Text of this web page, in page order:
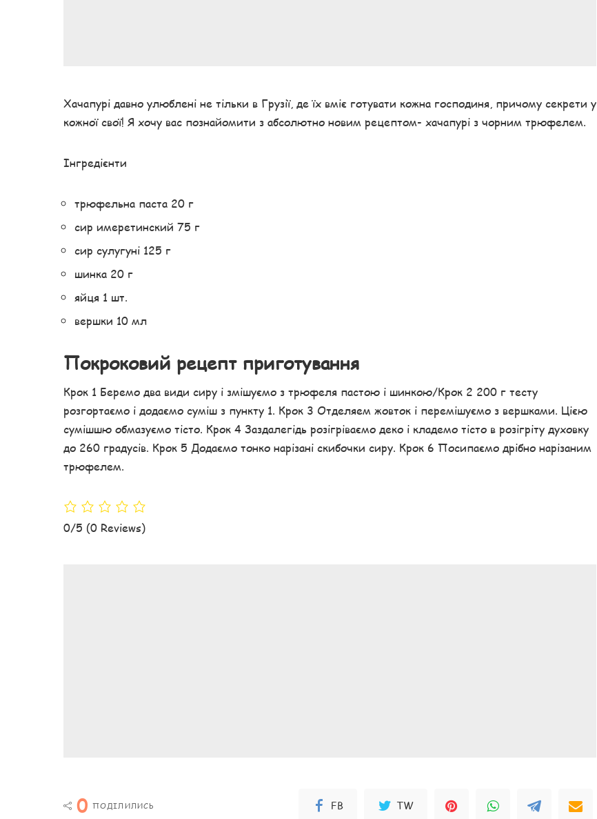
Хачапурі давно улюблені не тільки в Грузії, де їх вміє готувати кожна господиня, причому секрети у
кожної свої! Я хочу вас познайомити з абсолютно новим рецептом- хачапурі з чорним трюфелем.
Інгредієнти
трюфельна паста 20 г
сир имеретинский 75 г
сир сулугуні 125 г
шинка 20 г
яйця 1 шт.
вершки 10 мл
Покроковий рецепт приготування
Крок 1 Беремо два види сиру і змішуємо з трюфеля пастою і шинкою/Крок 2 200 г тесту
розгортаємо і додаємо суміш з пункту 1. Крок 3 Отделяем жовток і перемішуємо з вершками. Цією
сумішшю обмазуємо тісто. Крок 4 Заздалегідь розігріваємо деко і кладемо тісто в розігріту духовку
до 260 градусів. Крок 5 Додаємо тонко нарізані скибочки сиру. Крок 6 Посипаємо дрібно нарізаним
трюфелем.
0/5 (0 Reviews)
0 ПОДІЛИЛИСЬ FB TW